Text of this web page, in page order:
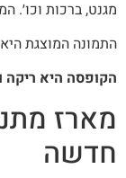
מגנט, ברכות וכו׳.
התמונה המוצגת
הקופסה היא ריקה
מארז
חדשה